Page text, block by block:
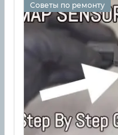
Советы по ремонту